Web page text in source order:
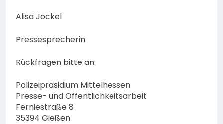
Alisa Jockel
Pressesprecherin
Rückfragen bitte an:
Polizeipräsidium Mittelhessen
Presse- und Öffentlichkeitsarbeit
Ferniestraße 8
35394 Gießen